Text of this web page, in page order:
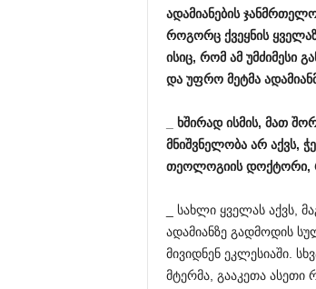
ადამიანების
როგორც ქვეყნის
ისიც, რომ ამ უმძიმესი
და უფრო მეტმა
ხშირად ისმის, მათ
მნიშვნელობა არ აქვს,
თეოლოგიის დოქტორი,
_ სახლი ყველას აქვს,
ადამიანზე გადმოდის
მივიდნენ ეკლესიაში.
მტერმა, გააკეთა ასეთი